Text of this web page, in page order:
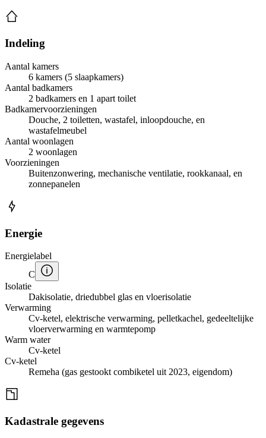
Indeling
Aantal kamers
6 kamers (5 slaapkamers)
Aantal badkamers
2 badkamers en 1 apart toilet
Badkamervoorzieningen
Douche, 2 toiletten, wastafel, inloopdouche, en
wastafelmeubel
Aantal woonlagen
2 woonlagen
Voorzieningen
Buitenzonwering, mechanische ventilatie, rookkanaal, en
zonnepanelen
Energie
Energielabel
C
Isolatie
Dakisolatie, driedubbel glas en vloerisolatie
Verwarming
Cv-ketel, elektrische verwarming, pelletkachel, gedeeltelijke
vloerverwarming en warmtepomp
Warm water
Cv-ketel
Cv-ketel
Remeha (gas gestookt combiketel uit 2023, eigendom)
Kadastrale gegevens